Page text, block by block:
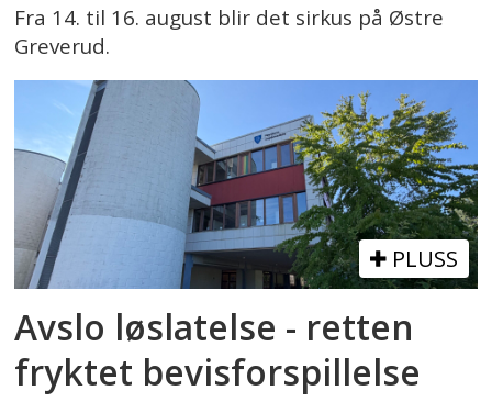
Fra 14. til 16. august blir det sirkus på Østre
Greverud.
PLUSS
Avslo løslatelse - retten
fryktet bevisforspillelse